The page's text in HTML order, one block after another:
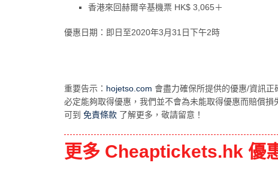
香港來回赫爾辛基機票 HK$ 3,065＋
優惠日期：即日至2020年3月31日下午2時
重要告示： hojetso.com 會盡力確保所提供的優惠/資訊
必定能夠取得優惠，我們並不會為未能取得優惠而賠償
可到 免責條款 了解更多，敬請留意！
更多 Cheaptickets.hk 優